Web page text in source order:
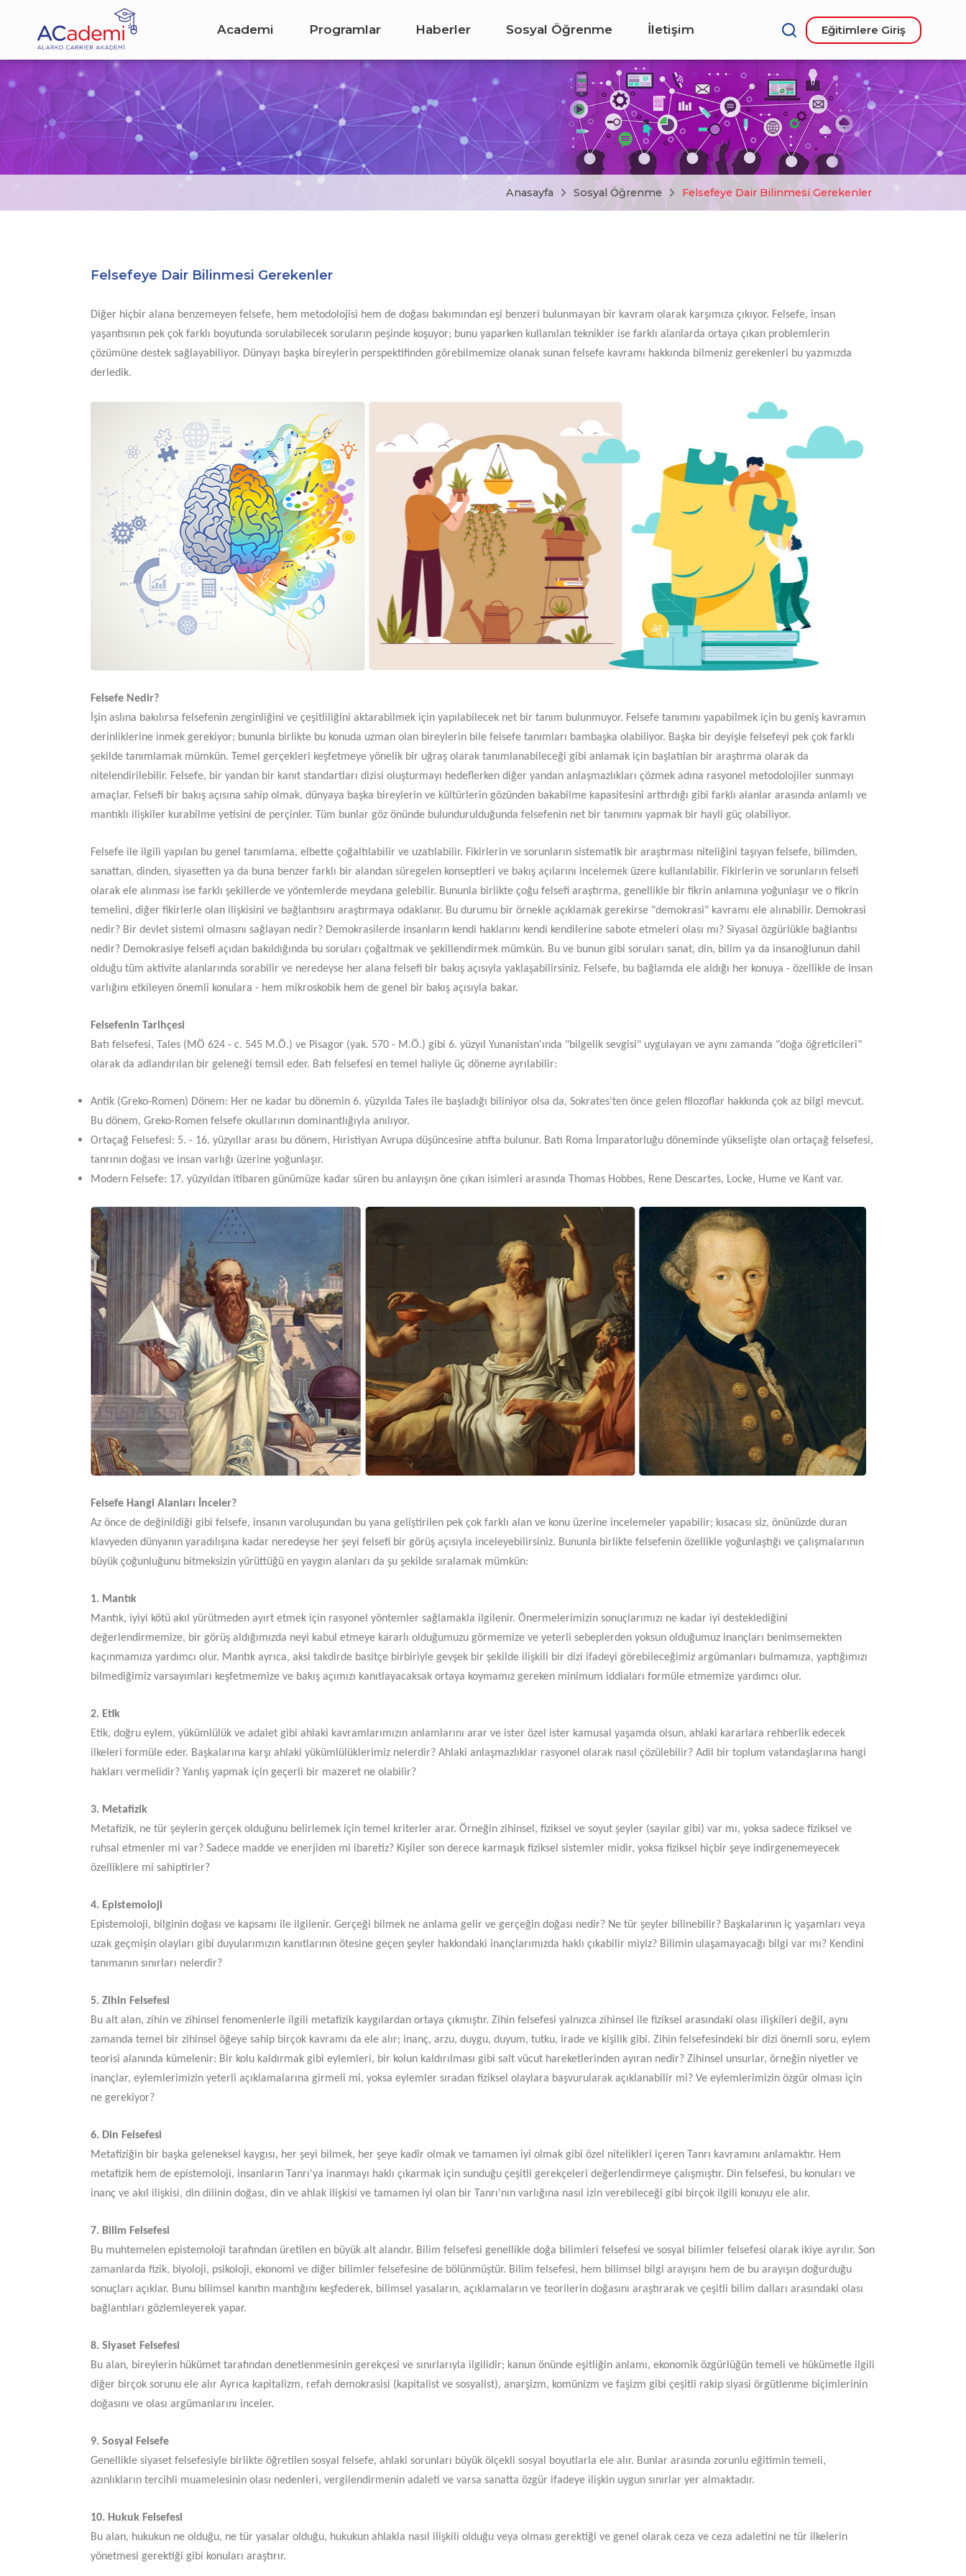
Academi Programlar Haberler Sosyal Öğrenme İletişim Eğitimlere Giriş
Anasayfa Sosyal Öğrenme Felsefeye Dair Bilinmesi Gerekenler
Felsefeye Dair Bilinmesi Gerekenler
Diğer hiçbir alana benzemeyen felsefe, hem metodolojisi hem de doğası bakımından eşi benzeri bulunmayan bir kavram olarak karşımıza çıkıyor. Felsefe, insan
yaşantısının pek çok farklı boyutunda sorulabilecek soruların peşinde koşuyor; bunu yaparken kullanılan teknikler ise farklı alanlarda ortaya çıkan problemlerin
çözümüne destek sağlayabiliyor. Dünyayı başka bireylerin perspektifinden görebilmemize olanak sunan felsefe kavramı hakkında bilmeniz gerekenleri bu yazımızda
derledik.
Felsefe Nedir?
İşin aslına bakılırsa felsefenin zenginliğini ve çeşitliliğini aktarabilmek için yapılabilecek net bir tanım bulunmuyor. Felsefe tanımını yapabilmek için bu geniş kavramın
derinliklerine inmek gerekiyor; bununla birlikte bu konuda uzman olan bireylerin bile felsefe tanımları bambaşka olabiliyor. Başka bir deyişle felsefeyi pek çok farklı
şekilde tanımlamak mümkün. Temel gerçekleri keşfetmeye yönelik bir uğraş olarak tanımlanabileceği gibi anlamak için başlatılan bir araştırma olarak da
nitelendirilebilir. Felsefe, bir yandan bir kanıt standartları dizisi oluşturmayı hedeflerken diğer yandan anlaşmazlıkları çözmek adına rasyonel metodolojiler sunmayı
amaçlar. Felsefi bir bakış açısına sahip olmak, dünyaya başka bireylerin ve kültürlerin gözünden bakabilme kapasitesini arttırdığı gibi farklı alanlar arasında anlamlı ve
mantıklı ilişkiler kurabilme yetisini de perçinler. Tüm bunlar göz önünde bulundurulduğunda felsefenin net bir tanımını yapmak bir hayli güç olabiliyor.
Felsefe ile ilgili yapılan bu genel tanımlama, elbette çoğaltılabilir ve uzatılabilir. Fikirlerin ve sorunların sistematik bir araştırması niteliğini taşıyan felsefe, bilimden,
sanattan, dinden, siyasetten ya da buna benzer farklı bir alandan süregelen konseptleri ve bakış açılarını incelemek üzere kullanılabilir. Fikirlerin ve sorunların felsefi
olarak ele alınması ise farklı şekillerde ve yöntemlerde meydana gelebilir. Bununla birlikte çoğu felsefi araştırma, genellikle bir fikrin anlamına yoğunlaşır ve o fikrin
temelini, diğer fikirlerle olan ilişkisini ve bağlantısını araştırmaya odaklanır. Bu durumu bir örnekle açıklamak gerekirse "demokrasi" kavramı ele alınabilir. Demokrasi
nedir? Bir devlet sistemi olmasını sağlayan nedir? Demokrasilerde insanların kendi haklarını kendi kendilerine sabote etmeleri olası mı? Siyasal özgürlükle bağlantısı
nedir? Demokrasiye felsefi açıdan bakıldığında bu soruları çoğaltmak ve şekillendirmek mümkün. Bu ve bunun gibi soruları sanat, din, bilim ya da insanoğlunun dahil
olduğu tüm aktivite alanlarında sorabilir ve neredeyse her alana felsefi bir bakış açısıyla yaklaşabilirsiniz. Felsefe, bu bağlamda ele aldığı her konuya - özellikle de insan
varlığını etkileyen önemli konulara - hem mikroskobik hem de genel bir bakış açısıyla bakar.
Felsefenin Tarihçesi
Batı felsefesi, Tales (MÖ 624 - c. 545 M.Ö.) ve Pisagor (yak. 570 - M.Ö.) gibi 6. yüzyıl Yunanistan'ında "bilgelik sevgisi" uygulayan ve aynı zamanda "doğa öğreticileri"
olarak da adlandırılan bir geleneği temsil eder. Batı felsefesi en temel haliyle üç döneme ayrılabilir:
Antik (Greko-Romen) Dönem: Her ne kadar bu dönemin 6. yüzyılda Tales ile başladığı biliniyor olsa da, Sokrates'ten önce gelen filozoflar hakkında çok az bilgi mevcut.
Bu dönem, Greko-Romen felsefe okullarının dominantlığıyla anılıyor.
Ortaçağ Felsefesi: 5. - 16. yüzyıllar arası bu dönem, Hıristiyan Avrupa düşüncesine atıfta bulunur. Batı Roma İmparatorluğu döneminde yükselişte olan ortaçağ felsefesi,
tanrının doğası ve insan varlığı üzerine yoğunlaşır.
Modern Felsefe: 17. yüzyıldan itibaren günümüze kadar süren bu anlayışın öne çıkan isimleri arasında Thomas Hobbes, Rene Descartes, Locke, Hume ve Kant var.
Felsefe Hangi Alanları İnceler?
Az önce de değinildiği gibi felsefe, insanın varoluşundan bu yana geliştirilen pek çok farklı alan ve konu üzerine incelemeler yapabilir; kısacası siz, önünüzde duran
klavyeden dünyanın yaradılışına kadar neredeyse her şeyi felsefi bir görüş açısıyla inceleyebilirsiniz. Bununla birlikte felsefenin özellikle yoğunlaştığı ve çalışmalarının
büyük çoğunluğunu bitmeksizin yürüttüğü en yaygın alanları da şu şekilde sıralamak mümkün:
1. Mantık
Mantık, iyiyi kötü akıl yürütmeden ayırt etmek için rasyonel yöntemler sağlamakla ilgilenir. Önermelerimizin sonuçlarımızı ne kadar iyi desteklediğini
değerlendirmemize, bir görüş aldığımızda neyi kabul etmeye kararlı olduğumuzu görmemize ve yeterli sebeplerden yoksun olduğumuz inançları benimsemekten
kaçınmamıza yardımcı olur. Mantık ayrıca, aksi takdirde basitçe birbiriyle gevşek bir şekilde ilişkili bir dizi ifadeyi görebileceğimiz argümanları bulmamıza, yaptığımızı
bilmediğimiz varsayımları keşfetmemize ve bakış açımızı kanıtlayacaksak ortaya koymamız gereken minimum iddiaları formüle etmemize yardımcı olur.
2. Etik
Etik, doğru eylem, yükümlülük ve adalet gibi ahlaki kavramlarımızın anlamlarını arar ve ister özel ister kamusal yaşamda olsun, ahlaki kararlara rehberlik edecek
ilkeleri formüle eder. Başkalarına karşı ahlaki yükümlülüklerimiz nelerdir? Ahlaki anlaşmazlıklar rasyonel olarak nasıl çözülebilir? Adil bir toplum vatandaşlarına hangi
hakları vermelidir? Yanlış yapmak için geçerli bir mazeret ne olabilir?
3. Metafizik
Metafizik, ne tür şeylerin gerçek olduğunu belirlemek için temel kriterler arar. Örneğin zihinsel, fiziksel ve soyut şeyler (sayılar gibi) var mı, yoksa sadece fiziksel ve
ruhsal etmenler mi var? Sadece madde ve enerjiden mi ibaretiz? Kişiler son derece karmaşık fiziksel sistemler midir, yoksa fiziksel hiçbir şeye indirgenemeyecek
özelliklere mi sahiptirler?
4. Epistemoloji
Epistemoloji, bilginin doğası ve kapsamı ile ilgilenir. Gerçeği bilmek ne anlama gelir ve gerçeğin doğası nedir? Ne tür şeyler bilinebilir? Başkalarının iç yaşamları veya
uzak geçmişin olayları gibi duyularımızın kanıtlarının ötesine geçen şeyler hakkındaki inançlarımızda haklı çıkabilir miyiz? Bilimin ulaşamayacağı bilgi var mı? Kendini
tanımanın sınırları nelerdir?
5. Zihin Felsefesi
Bu alt alan, zihin ve zihinsel fenomenlerle ilgili metafizik kaygılardan ortaya çıkmıştır. Zihin felsefesi yalnızca zihinsel ile fiziksel arasındaki olası ilişkileri değil, aynı
zamanda temel bir zihinsel öğeye sahip birçok kavramı da ele alır; inanç, arzu, duygu, duyum, tutku, irade ve kişilik gibi. Zihin felsefesindeki bir dizi önemli soru, eylem
teorisi alanında kümelenir: Bir kolu kaldırmak gibi eylemleri, bir kolun kaldırılması gibi salt vücut hareketlerinden ayıran nedir? Zihinsel unsurlar, örneğin niyetler ve
inançlar, eylemlerimizin yeterli açıklamalarına girmeli mi, yoksa eylemler sıradan fiziksel olaylara başvurularak açıklanabilir mi? Ve eylemlerimizin özgür olması için
ne gerekiyor?
​​​​​​​6. Din Felsefesi
Metafiziğin bir başka geleneksel kaygısı, her şeyi bilmek, her şeye kadir olmak ve tamamen iyi olmak gibi özel nitelikleri içeren Tanrı kavramını anlamaktır. Hem
metafizik hem de epistemoloji, insanların Tanrı'ya inanmayı haklı çıkarmak için sunduğu çeşitli gerekçeleri değerlendirmeye çalışmıştır. Din felsefesi, bu konuları ve
inanç ve akıl ilişkisi, din dilinin doğası, din ve ahlak ilişkisi ve tamamen iyi olan bir Tanrı'nın varlığına nasıl izin verebileceği gibi birçok ilgili konuyu ele alır.
​​​​​​​7. Bilim Felsefesi
Bu muhtemelen epistemoloji tarafından üretilen en büyük alt alandır. Bilim felsefesi genellikle doğa bilimleri felsefesi ve sosyal bilimler felsefesi olarak ikiye ayrılır. Son
zamanlarda fizik, biyoloji, psikoloji, ekonomi ve diğer bilimler felsefesine de bölünmüştür. Bilim felsefesi, hem bilimsel bilgi arayışını hem de bu arayışın doğurduğu
sonuçları açıklar. Bunu bilimsel kanıtın mantığını keşfederek, bilimsel yasaların, açıklamaların ve teorilerin doğasını araştırarak ve çeşitli bilim dalları arasındaki olası
bağlantıları gözlemleyerek yapar.
​​​​​​​8. Siyaset Felsefesi
Bu alan, bireylerin hükümet tarafından denetlenmesinin gerekçesi ve sınırlarıyla ilgilidir; kanun önünde eşitliğin anlamı, ekonomik özgürlüğün temeli ve hükümetle ilgili
diğer birçok sorunu ele alır Ayrıca kapitalizm, refah demokrasisi (kapitalist ve sosyalist), anarşizm, komünizm ve faşizm gibi çeşitli rakip siyasi örgütlenme biçimlerinin
doğasını ve olası argümanlarını inceler.
​​​​​​​9. Sosyal Felsefe
Genellikle siyaset felsefesiyle birlikte öğretilen sosyal felsefe, ahlaki sorunları büyük ölçekli sosyal boyutlarla ele alır. Bunlar arasında zorunlu eğitimin temeli,
azınlıkların tercihli muamelesinin olası nedenleri, vergilendirmenin adaleti ve varsa sanatta özgür ifadeye ilişkin uygun sınırlar yer almaktadır.
10. Hukuk Felsefesi
Bu alan, hukukun ne olduğu, ne tür yasalar olduğu, hukukun ahlakla nasıl ilişkili olduğu veya olması gerektiği ve genel olarak ceza ve ceza adaletini ne tür ilkelerin
yönetmesi gerektiği gibi konuları araştırır.